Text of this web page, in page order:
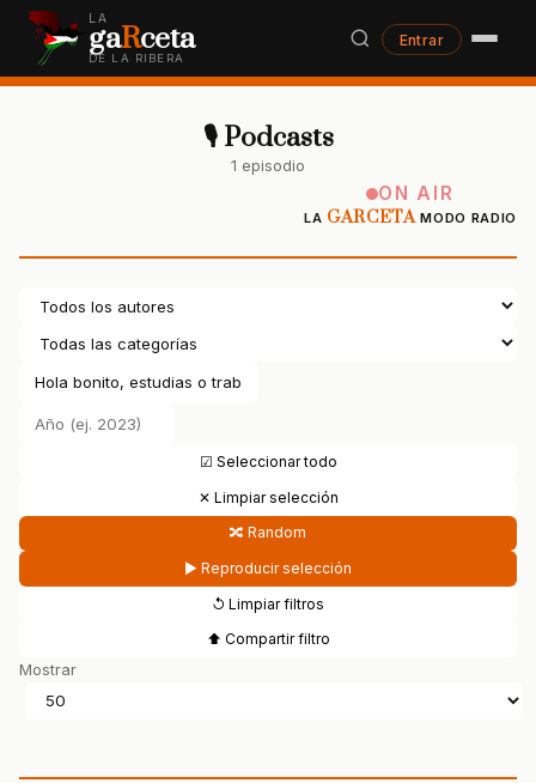
LA
gaRceta
DE LA RIBERA
Entrar
🎙 Podcasts
1 episodio
ON AIR
LA GARCETAMODO RADIO
☑ Seleccionar todo
✕ Limpiar selección
🔀 Random
▶ Reproducir selección
↺ Limpiar filtros
⬆ Compartir filtro
Mostrar